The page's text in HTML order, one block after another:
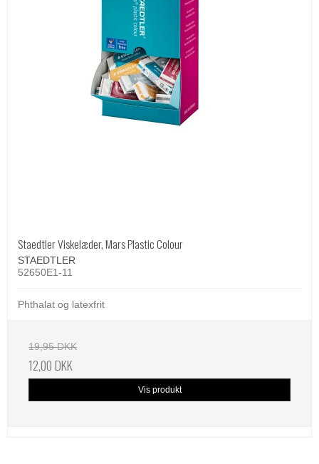
Staedtler Viskelæder, Mars Plastic Colour
STAEDTLER
52650E1-11
Phthalat og latexfrit
19,95 DKK
12,00 DKK
Vis produkt